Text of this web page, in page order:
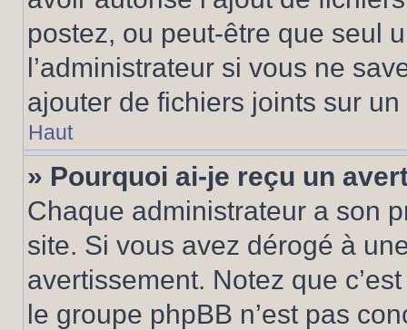
postez, ou peut-être que seul
l’administrateur si vous ne
ajouter de fichiers joints sur un
Haut
» Pourquoi ai-je reçu un
Chaque administrateur a son
site. Si vous avez dérogé à
avertissement. Notez que
le groupe phpBB n’est pas